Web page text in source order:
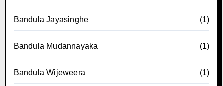
Bandula Jayasinghe (1)
Bandula Mudannayaka (1)
Bandula Wijeweera (1)